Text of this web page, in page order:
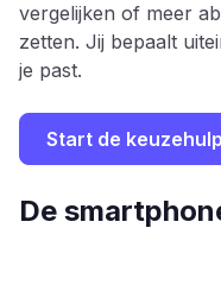
vergelijken of meer
zetten. Jij bepaalt
je past.
Start de keuzehulp
De